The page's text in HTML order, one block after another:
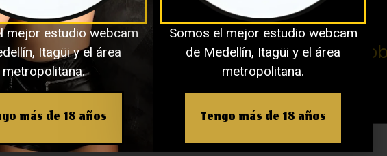
electrónico no será publicada.Los campos
*
mejor estudio webcam
Itagüi y el área
metropolitana.
más de 18 años
Somos el mejor estudio webcam
de Medellín, Itagüi y el área
metropolitana.
Tengo más de 18 años